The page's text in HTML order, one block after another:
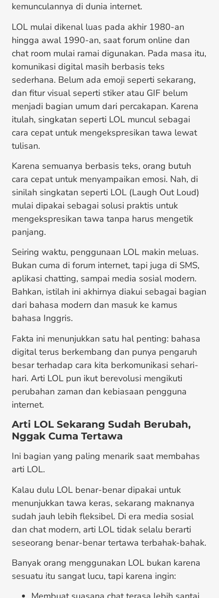
kemunculannya di dunia internet.
LOL mulai dikenal luas pada akhir 1980-an
hingga awal 1990-an, saat forum online dan
chat room mulai ramai digunakan. Pada masa itu,
komunikasi digital masih berbasis teks
sederhana. Belum ada emoji seperti sekarang,
dan fitur visual seperti stiker atau GIF belum
menjadi bagian umum dari percakapan. Karena
itulah, singkatan seperti LOL muncul sebagai
cara cepat untuk mengekspresikan tawa lewat
tulisan.
Karena semuanya berbasis teks, orang butuh
cara cepat untuk menyampaikan emosi. Nah, di
sinilah singkatan seperti LOL (Laugh Out Loud)
mulai dipakai sebagai solusi praktis untuk
mengekspresikan tawa tanpa harus mengetik
panjang.
Seiring waktu, penggunaan LOL makin meluas.
Bukan cuma di forum internet, tapi juga di SMS,
aplikasi chatting, sampai media sosial modern.
Bahkan, istilah ini akhirnya diakui sebagai bagian
dari bahasa modern dan masuk ke kamus
bahasa Inggris.
Fakta ini menunjukkan satu hal penting: bahasa
digital terus berkembang dan punya pengaruh
besar terhadap cara kita berkomunikasi sehari-
hari. Arti LOL pun ikut berevolusi mengikuti
perubahan zaman dan kebiasaan pengguna
internet.
Arti LOL Sekarang Sudah Berubah,
Nggak Cuma Tertawa
Ini bagian yang paling menarik saat membahas
arti LOL.
Kalau dulu LOL benar-benar dipakai untuk
menunjukkan tawa keras, sekarang maknanya
sudah jauh lebih fleksibel. Di era media sosial
dan chat modern, arti LOL tidak selalu berarti
seseorang benar-benar tertawa terbahak-bahak.
Banyak orang menggunakan LOL bukan karena
sesuatu itu sangat lucu, tapi karena ingin: